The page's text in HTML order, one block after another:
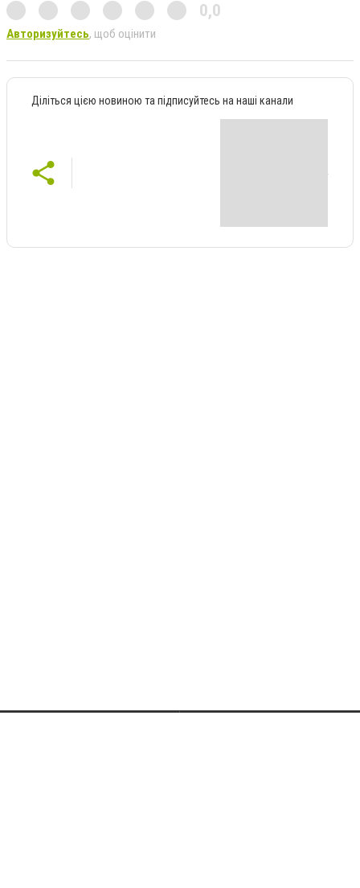
0,0
Авторизуйтесь, щоб оцінити
Діліться цією новиною та підписуйтесь на наші канали